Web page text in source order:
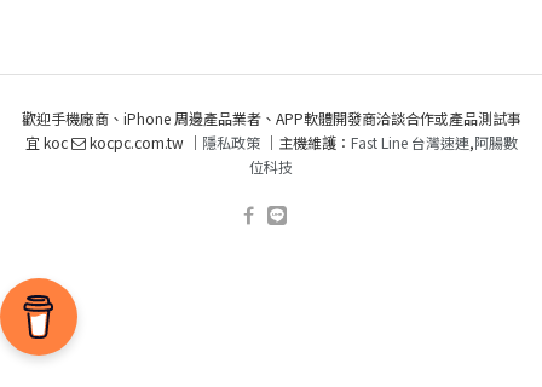
歡迎手機廠商、iPhone 周邊產品業者、APP軟體開發商洽談合作或產品測試事
宜 koc
kocpc.com.tw ｜ 隱私政策｜主機維護： Fast Line 台灣速連,阿腸數
位科技